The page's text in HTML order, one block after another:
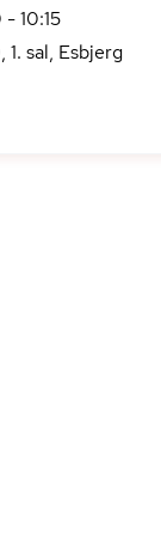
10:15
sal, Esbjerg